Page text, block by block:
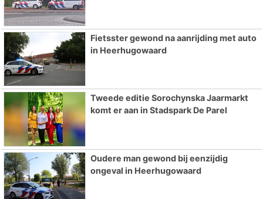
Fietsster gewond na aanrijding met auto
in Heerhugowaard
Tweede editie Sorochynska Jaarmarkt
komt er aan in Stadspark De Parel
Oudere man gewond bij eenzijdig
ongeval in Heerhugowaard